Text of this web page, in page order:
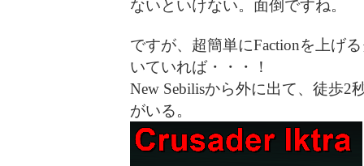
ないといけない。面倒ですね。
ですが、超簡単にFactionを上げ
いていれば・・・！
New Sebilisから外に出て、徒歩2
がいる。